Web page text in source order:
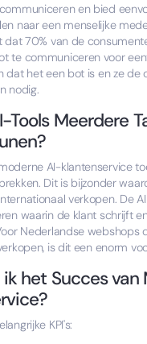
en bied
naar een menselijke
dat 70% van de
te communiceren voor
dat het een bot is en ze
nodig.
Tools Meerdere
AI-klantenservice
Dit is bijzonder
verkopen. De
waarin de klant schrijft
Nederlandse webshops
is dit een enorm
het Succes van
KPI's: